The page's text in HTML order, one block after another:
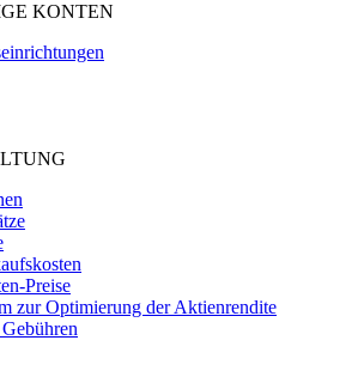
KONTEN
Preise
zur Optimierung der Aktienrendite